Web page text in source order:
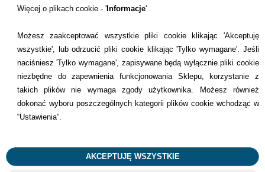
Więcej o plikach cookie - 'Informacje'
Możesz zaakceptować wszystkie pliki cookie klikając 'Akceptuję
wszystkie', lub odrzucić pliki cookie klikając 'Tylko wymagane'. Jeśli
naciśniesz 'Tylko wymagane', zapisywane będą wyłącznie pliki cookie
niezbędne do zapewnienia funkcjonowania Sklepu, korzystanie z
takich plików nie wymaga zgody użytkownika. Możesz również
dokonać wyboru poszczególnych kategorii plików cookie wchodząc w
“Ustawienia”.
AKCEPTUJĘ WSZYSTKIE
Informacje
Dostawcy
Kontakt
+48 22 113 4446